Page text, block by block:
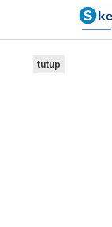
tutup